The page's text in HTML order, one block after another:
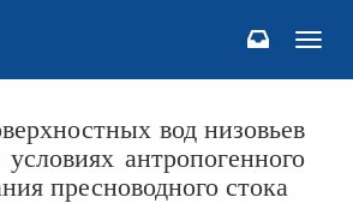
вод низовьев
антропогенного
пресноводного стока